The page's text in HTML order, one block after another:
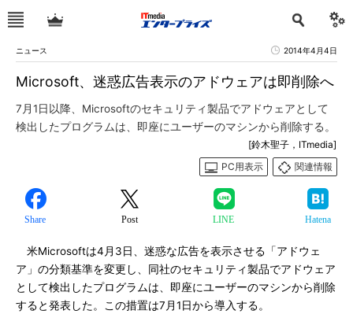
ニュース 2014年4月4日
Microsoft、迷惑広告表示のアドウェアは即削除へ
7月1日以降、Microsoftのセキュリティ製品でアドウェアとして
検出したプログラムは、即座にユーザーのマシンから削除する。
[鈴木聖子，ITmedia]
PC用表示
関連情報
Share Post LINE Hatena
米Microsoftは4月3日、迷惑な広告を表示させる「アドウェ
ア」の分類基準を変更し、同社のセキュリティ製品でアドウェア
として検出したプログラムは、即座にユーザーのマシンから削除
すると発表した。この措置は7月1日から導入する。